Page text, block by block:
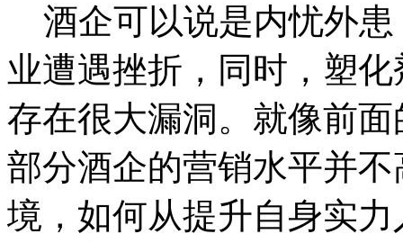
酒企可以说是内忧外患
业遭遇挫折，同时，塑
存在很大漏洞。就像前
部分酒企的营销水平并
境，如何从提升自身实